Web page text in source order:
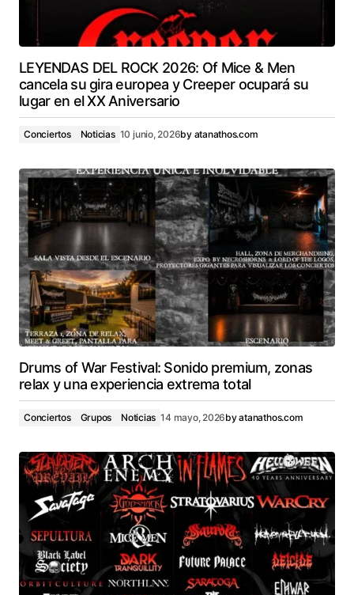
LEYENDAS DEL ROCK 2026: Of Mice & Men
cancela su gira europea y Creeper ocupará su
lugar en el XX Aniversario
Conciertos Noticias 10 junio, 2026by atanathos.com
Drums of War Festival: Sonido premium, zonas
relax y una experiencia extrema total
Conciertos Grupos Noticias 14 mayo, 2026byatanathos.com